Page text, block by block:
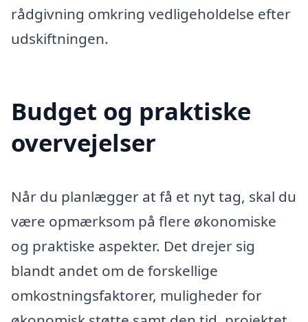
rådgivning omkring vedligeholdelse efter
udskiftningen.
Budget og praktiske
overvejelser
Når du planlægger at få et nyt tag, skal du
være opmærksom på flere økonomiske
og praktiske aspekter. Det drejer sig
blandt andet om de forskellige
omkostningsfaktorer, muligheder for